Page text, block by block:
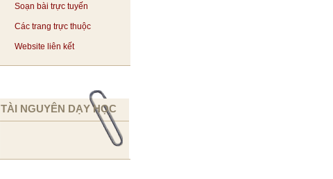
Soạn bài trực tuyến
Các trang trực thuộc
Website liên kết
TÀI NGUYÊN DẠY HỌC